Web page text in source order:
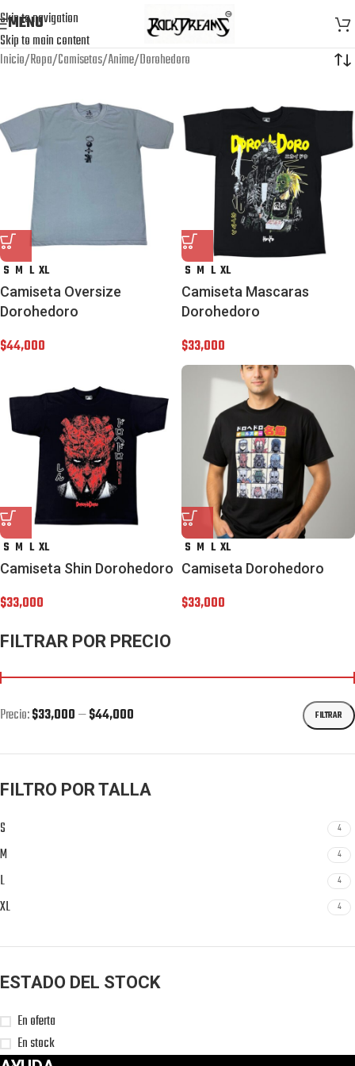
Skip to navigation
Skip to main content
MENU
FILTRAR POR PRECIO
FILTRAR
Precio:$33,000—$44,000
FILTRO POR TALLA
S 4
M 4
L 4
XL 4
ESTADO DEL STOCK
En oferta
En stock
Inicio Ropa Camisetas Anime Dorohedoro
S M L XL
Camiseta Oversize
Dorohedoro
$44,000
S M L XL
Camiseta Mascaras
Dorohedoro
$33,000
S M L XL
Camiseta Shin Dorohedoro
$33,000
S M L XL
Camiseta Dorohedoro
$33,000